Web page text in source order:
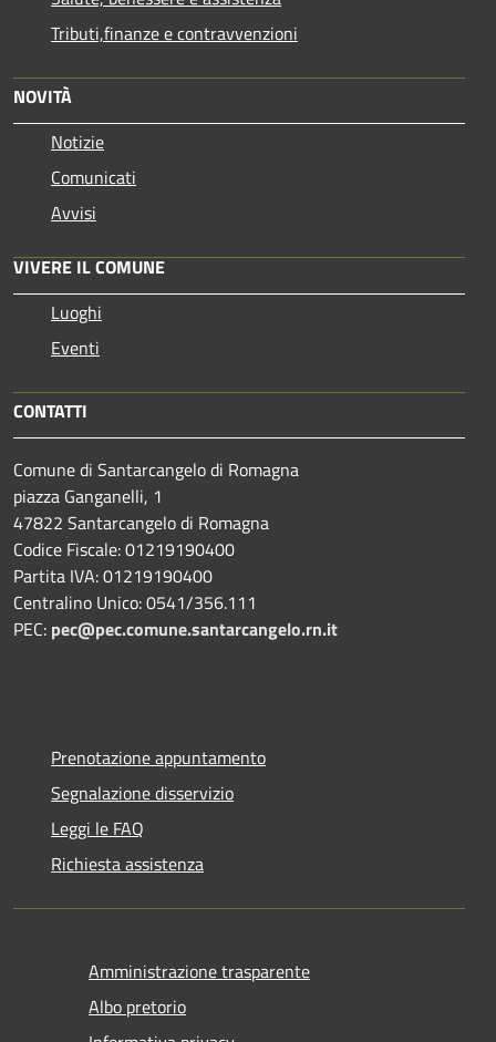
Tributi,finanze e contravvenzioni
NOVITÀ
Notizie
Comunicati
Avvisi
VIVERE IL COMUNE
Luoghi
Eventi
CONTATTI
Comune di Santarcangelo di Romagna
piazza Ganganelli, 1
47822 Santarcangelo di Romagna
Codice Fiscale: 01219190400
Partita IVA: 01219190400
Centralino Unico: 0541/356.111
PEC: pec@pec.comune.santarcangelo.rn.it
Prenotazione appuntamento
Segnalazione disservizio
Leggi le FAQ
Richiesta assistenza
Amministrazione trasparente
Albo pretorio